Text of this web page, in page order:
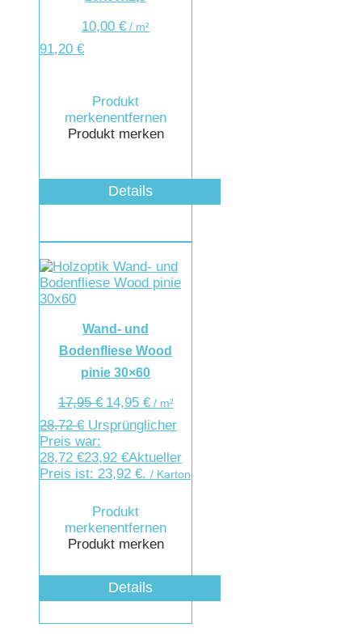
10,00€ / m²
91,20 €
Produkt
merkenentfernen
Produkt merken
Details
Wand- und
Bodenfliese Wood
pinie 30×60
17,95€ 14,95 €/ m²
28,72€ Ursprünglicher
Preis war:
28,72 €23,92 €Aktueller
Preis ist: 23,92 €. / Karton
Produkt
merkenentfernen
Produkt merken
Details